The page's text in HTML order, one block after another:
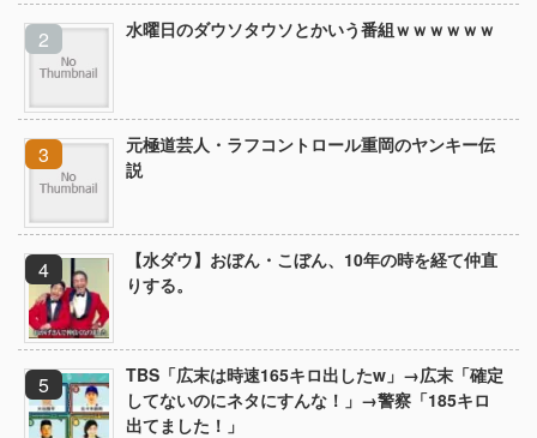
水曜日のダウソタウソとかいう番組ｗｗｗｗｗｗ
元極道芸人・ラフコントロール重岡のヤンキー伝
説
【水ダウ】おぼん・こぼん、10年の時を経て仲直
りする。
TBS「広末は時速165キロ出したw」→広末「確定
してないのにネタにすんな！」→警察「185キロ
出てました！」